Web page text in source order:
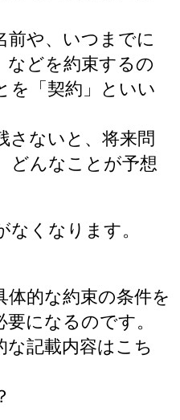
前や、いつまでに
などを約束するの
を「契約」といい
さないと、将来問
どんなことが予想
なくなります。
体的な約束の条件を
になるのです。
な記載内容はこち